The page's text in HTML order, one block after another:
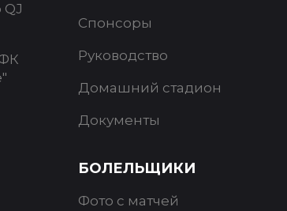
Спонсоры
Руководство
Домашний стадион
Документы
БОЛЕЛЬЩИКИ
Фото с матчей